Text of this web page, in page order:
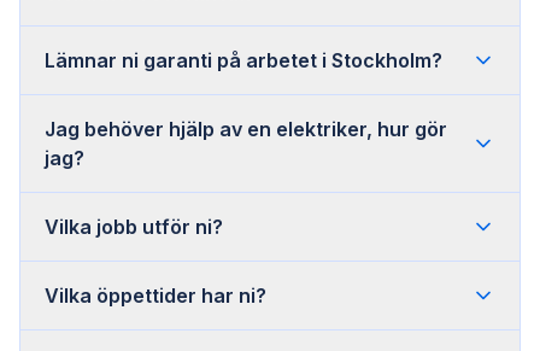
Lämnar ni garanti på arbetet i Stockholm?
Jag behöver hjälp av en elektriker, hur gör
jag?
Vilka jobb utför ni?
Vilka öppettider har ni?